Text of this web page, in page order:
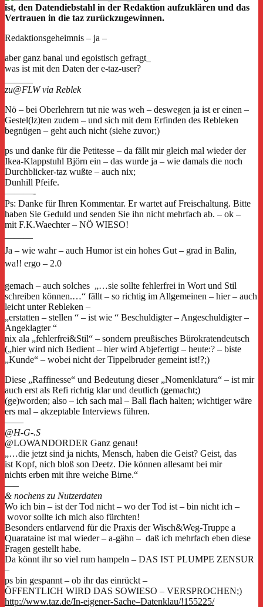
ist, den Datendiebstahl in der Redaktion aufzuklären und das
Vertrauen in die taz zurückzugewinnen.
Redaktionsgeheimnis – ja –
aber ganz banal und egoistisch gefragt_
was ist mit den Daten der e-taz-user?
zu@FLW via Reblek
Nö – bei Oberlehrern tut nie was weh – deswegen ja ist er einen –
Gestel(lz)ten zudem – und sich mit dem Erfinden des Rebleken
begnügen – geht auch nicht (siehe zuvor;)
ps und danke für die Petitesse – da fällt mir gleich mal wieder der
Ikea-Klappstuhl Björn ein – das wurde ja – wie damals die noch
Durchblicker-taz wußte – auch nix;
Dunhill Pfeife.
———-
Ps: Danke für Ihren Kommentar. Er wartet auf Freischaltung. Bitte
haben Sie Geduld und senden Sie ihn nicht mehrfach ab. – ok –
mit F.K.Waechter – NÖ WIESO!
———
Ja – wie wahr – auch Humor ist ein hohes Gut – grad in Balin,
wa!! ergo – 2.0
gemach – auch solches „…sie sollte fehlerfrei in Wort und Stil
schreiben können.…“ fällt – so richtig im Allgemeinen – hier – auch
leicht unter Rebleken –
„erstatten – stellen “ – ist wie “ Beschuldigter – Angeschuldigter –
Angeklagter “
nix ala „fehlerfrei&Stil“ – sondern preußisches Bürokratendeutsch
(„hier wird nich Bedient – hier wird Abjefertigt – heute:? – biste
„Kunde“ – wobei nicht der Tippelbruder gemeint ist!?;)
Diese „Raffinesse“ und Bedeutung dieser „Nomenklatura“ – ist mir
auch erst als Refi richtig klar und deutlich (gemacht;)
(ge)worden; also – ich sach mal – Ball flach halten; wichtiger wäre
ers mal – akzeptable Interviews führen.
——
@H-G-.S
@LOWANDORDER Ganz genau!
„…die jetzt sind ja nichts, Mensch, haben die Geist? Geist, das
ist Kopf, nich bloß son Deetz. Die können allesamt bei mir
nichts erben mit ihre weiche Birne.“
—–
& nochens zu Nutzerdaten
Wo ich bin – ist der Tod nicht – wo der Tod ist – bin nicht ich –
wovor sollte ich mich also fürchten!
Besonders entlarvend für die Praxis der Wisch&Weg-Truppe a
Quarataine ist mal wieder – a-gähn – daß ich mehrfach eben diese
Fragen gestellt habe.
Da könnt ihr so viel rum hampeln – DAS IST PLUMPE ZENSUR
–
ps bin gespannt – ob ihr das einrückt –
ÖFFENTLICH WIRD DAS SOWIESO – VERSPROCHEN;)
http://www.taz.de/In-eigener-Sache–Datenklau/!155225/